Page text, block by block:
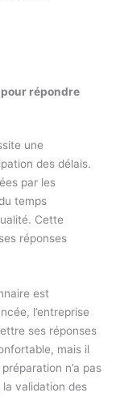
répondre
une
des délais.
par les
temps
Cette
réponses
est
l’entreprise
ses réponses
mais il
n’a pas
validation des